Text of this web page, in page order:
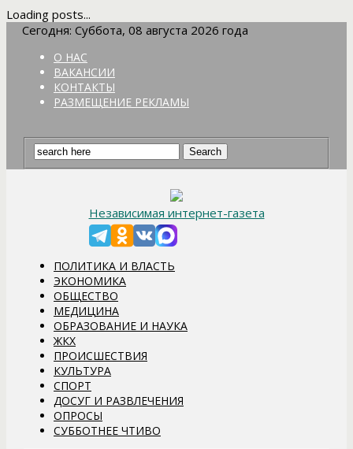
Loading posts...
Сегодня: Суббота, 08 августа 2026 года
О НАС
ВАКАНСИИ
КОНТАКТЫ
РАЗМЕЩЕНИЕ РЕКЛАМЫ
Независимая интернет-газета
ПОЛИТИКА И ВЛАСТЬ
ЭКОНОМИКА
ОБЩЕСТВО
МЕДИЦИНА
ОБРАЗОВАНИЕ И НАУКА
ЖКХ
ПРОИСШЕСТВИЯ
КУЛЬТУРА
СПОРТ
ДОСУГ И РАЗВЛЕЧЕНИЯ
ОПРОСЫ
СУББОТНЕЕ ЧТИВО